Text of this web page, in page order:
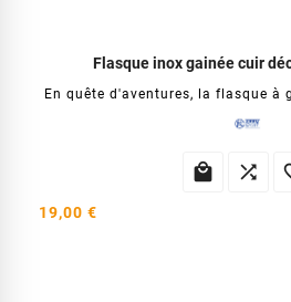
Flasque inox gainée cuir
En quête d'aventures, la flasque à
 
19,00 €